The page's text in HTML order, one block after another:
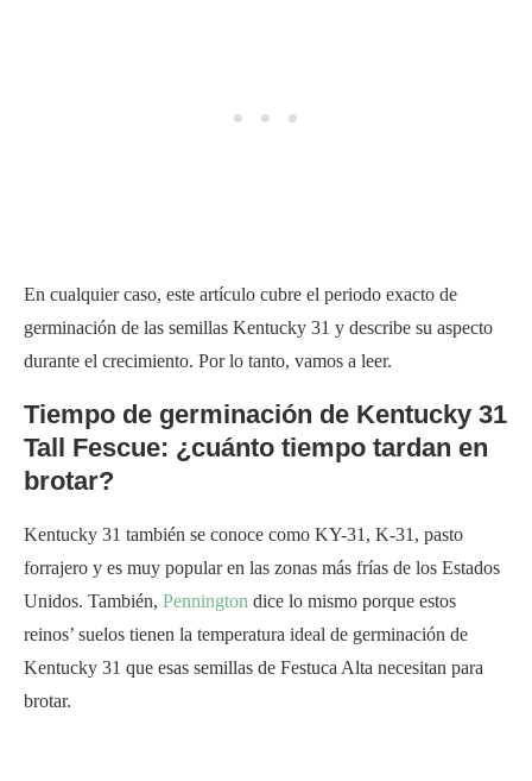
En cualquier caso, este artículo cubre el periodo exacto de
germinación de las semillas Kentucky 31 y describe su aspecto
durante el crecimiento. Por lo tanto, vamos a leer.
Tiempo de germinación de Kentucky 31
Tall Fescue: ¿cuánto tiempo tardan en
brotar?
Kentucky 31 también se conoce como KY-31, K-31, pasto
forrajero y es muy popular en las zonas más frías de los Estados
Unidos. También, Pennington dice lo mismo porque estos
reinos’ suelos tienen la temperatura ideal de germinación de
Kentucky 31 que esas semillas de Festuca Alta necesitan para
brotar.